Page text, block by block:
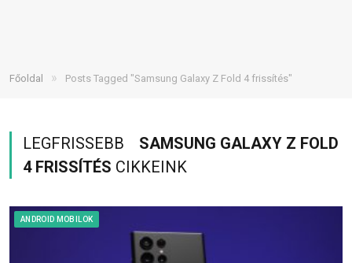
Főoldal » Posts Tagged "Samsung Galaxy Z Fold 4 frissítés"
LEGFRISSEBB
SAMSUNG GALAXY Z FOLD
4 FRISSÍTÉS CIKKEINK
ANDROID MOBILOK